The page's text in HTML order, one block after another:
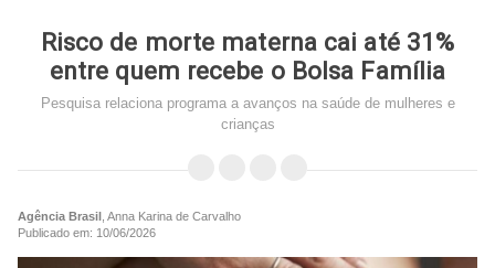
Risco de morte materna cai até 31%
entre quem recebe o Bolsa Família
Pesquisa relaciona programa a avanços na saúde de mulheres e
crianças
Agência Brasil , Anna Karina de Carvalho
Publicado em: 10/06/2026